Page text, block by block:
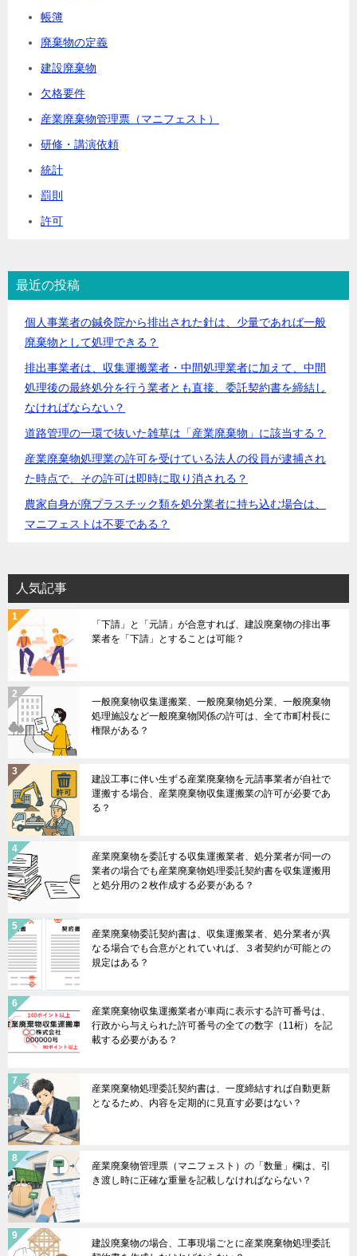
帳簿
廃棄物の定義
建設廃棄物
欠格要件
産業廃棄物管理票（マニフェスト）
研修・講演依頼
統計
罰則
許可
最近の投稿
個人事業者の鍼灸院から排出された針は、少量であれば一般
廃棄物として処理できる？
排出事業者は、収集運搬業者・中間処理業者に加えて、中間
処理後の最終処分を行う業者とも直接、委託契約書を締結し
なければならない？
道路管理の一環で抜いた雑草は「産業廃棄物」に該当する？
産業廃棄物処理業の許可を受けている法人の役員が逮捕され
た時点で、その許可は即時に取り消される？
農家自身が廃プラスチック類を処分業者に持ち込む場合は、
マニフェストは不要である？
人気記事
「下請」と「元請」が合意すれば、建設廃棄物の排出事
業者を「下請」とすることは可能？
一般廃棄物収集運搬業、一般廃棄物処分業、一般廃棄物
処理施設など一般廃棄物関係の許可は、全て市町村長に
権限がある？
建設工事に伴い生ずる産業廃棄物を元請事業者が自社で
運搬する場合、産業廃棄物収集運搬業の許可が必要であ
る？
産業廃棄物を委託する収集運搬業者、処分業者が同一の
業者の場合でも産業廃棄物処理委託契約書を収集運搬用
と処分用の２枚作成する必要がある？
産業廃棄物委託契約書は、収集運搬業者、処分業者が異
なる場合でも合意がとれていれば、３者契約が可能との
規定はある？
産業廃棄物収集運搬業者が車両に表示する許可番号は、
行政から与えられた許可番号の全ての数字（11桁）を記
載する必要がある？
産業廃棄物処理委託契約書は、一度締結すれば自動更新
となるため、内容を定期的に見直す必要はない？
産業廃棄物管理票（マニフェスト）の「数量」欄は、引
き渡し時に正確な重量を記載しなければならない？
建設廃棄物の場合、工事現場ごとに産業廃棄物処理委託